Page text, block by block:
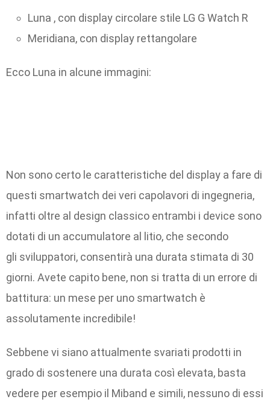
Luna , con display circolare stile LG G Watch R
Meridiana, con display rettangolare
Ecco Luna in alcune immagini:
Non sono certo le caratteristiche del display a fare di
questi smartwatch dei veri capolavori di ingegneria,
infatti oltre al design classico entrambi i device sono
dotati di un accumulatore al litio, che secondo
gli sviluppatori, consentirà una durata stimata di 30
giorni. Avete capito bene, non si tratta di un errore di
battitura: un mese per uno smartwatch è
assolutamente incredibile!
Sebbene vi siano attualmente svariati prodotti in
grado di sostenere una durata così elevata, basta
vedere per esempio il Miband e simili, nessuno di essi